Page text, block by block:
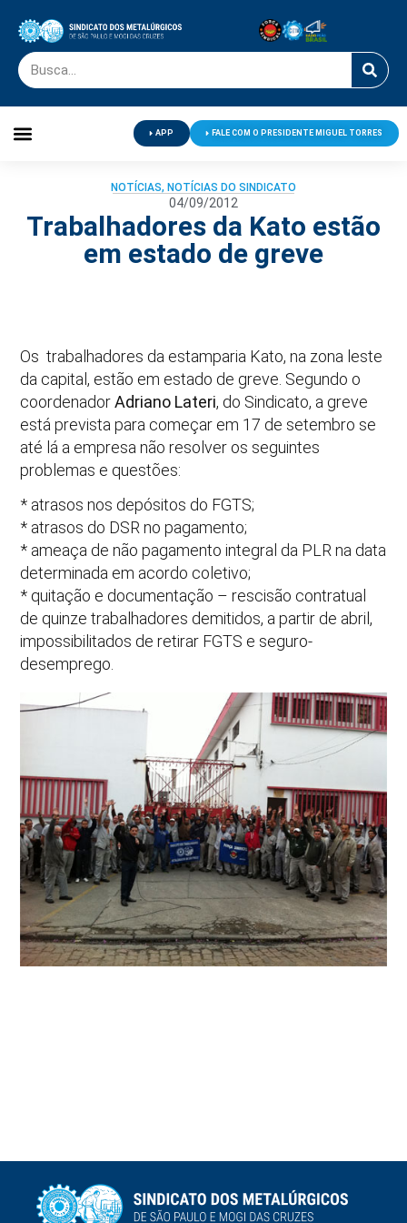
APP FALE COM O PRESIDENTE MIGUEL TORRES
NOTÍCIAS, NOTÍCIAS DO SINDICATO
04/09/2012
Trabalhadores da Kato estão
em estado de greve
Os trabalhadores da estamparia Kato, na zona leste
da capital, estão em estado de greve. Segundo o
coordenadorAdriano Lateri, do Sindicato, a greve
está prevista para começar em 17 de setembro se
até lá a empresa não resolver os seguintes
problemas e questões:
* atrasos nos depósitos do FGTS;
* atrasos do DSR no pagamento;
* ameaça de não pagamento integral da PLR na data
determinada em acordo coletivo;
* quitação e documentação – rescisão contratual
de quinze trabalhadores demitidos, a partir de abril,
impossibilitados de retirar FGTS e seguro-
desemprego.